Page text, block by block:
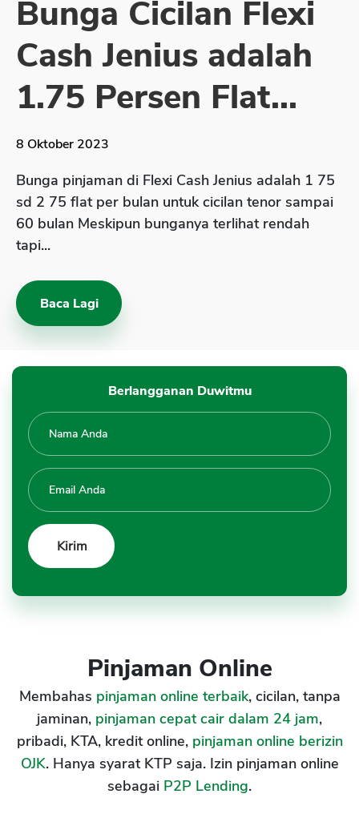
Sekuritas Saham
Bank Digital
Crypto
Assets Crypto
Asuransi Jiwa
Asuransi Kesehatan
Asuransi Syariah
Bunga Cicilan Flexi
Cash Jenius adalah
1.75 Persen Flat...
8 Oktober 2023
Bunga pinjaman di Flexi Cash Jenius adalah 1 75
sd 2 75 flat per bulan untuk cicilan tenor sampai
60 bulan Meskipun bunganya terlihat rendah
tapi...
Baca Lagi
Berlangganan Duwitmu
Pinjaman Online
Membahas pinjaman online terbaik, cicilan, tanpa
jaminan, pinjaman cepat cair dalam 24 jam,
pribadi, KTA, kredit online, pinjaman online berizin
OJK. Hanya syarat KTP saja. Izin pinjaman online
sebagai P2P Lending.